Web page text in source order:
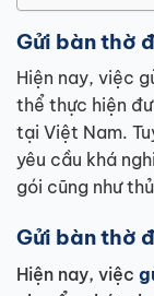
Gửi bàn thờ
Hiện nay, việc
thể thực hiện
tại Việt Nam.
yêu cầu khá
gói cũng như
Gửi bàn thờ
Hiện nay, việc